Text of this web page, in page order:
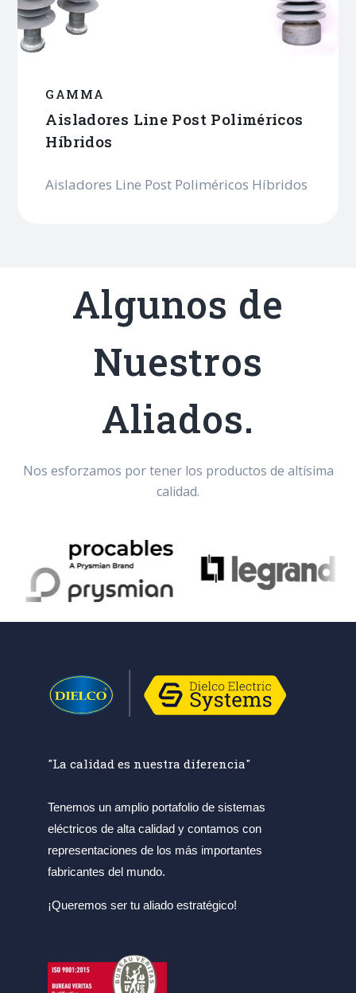
GAMMA
Aisladores Line Post Poliméricos
Híbridos
Aisladores Line Post Poliméricos Híbridos
Algunos de
Nuestros
Aliados.
Nos esforzamos por tener los productos de altísima
calidad.
"La calidad es nuestra diferencia"
Tenemos un amplio portafolio de sistemas
eléctricos de alta calidad y contamos con
representaciones de los más importantes
fabricantes del mundo.
¡Queremos ser tu aliado estratégico!